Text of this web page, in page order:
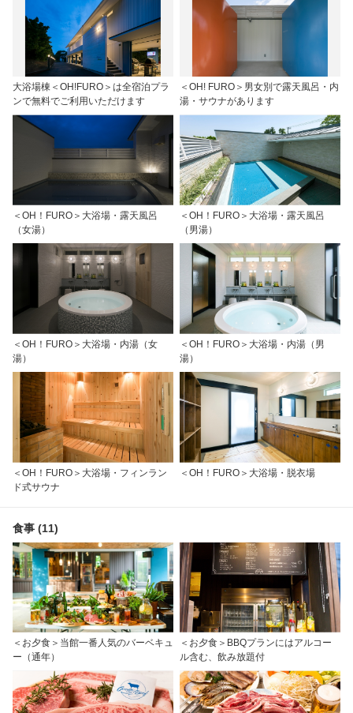
大浴場棟＜OH!FURO＞は全宿泊プラ
ンで無料でご利用いただけます
＜OH! FURO＞男女別で露天風呂・内
湯・サウナがあります
＜OH！FURO＞大浴場・露天風呂
（女湯）
＜OH！FURO＞大浴場・露天風呂
（男湯）
＜OH！FURO＞大浴場・内湯（女
湯）
＜OH！FURO＞大浴場・内湯（男
湯）
＜OH！FURO＞大浴場・フィンラン
ド式サウナ
＜OH！FURO＞大浴場・脱衣場
食事 (11)
＜お夕食＞当館一番人気のバーベキュ
ー（通年）
＜お夕食＞BBQプランにはアルコー
ル含む、飲み放題付